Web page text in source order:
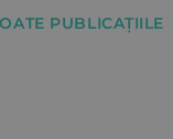
PUBLICAȚIILE